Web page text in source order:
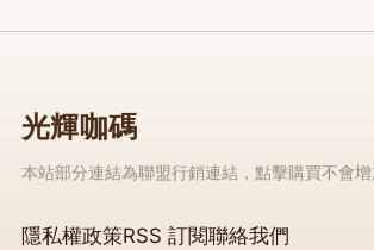
光輝咖碼
本站部分連結為聯盟行銷連結，點擊購買不會增
隱私權政策RSS 訂閱聯絡我們